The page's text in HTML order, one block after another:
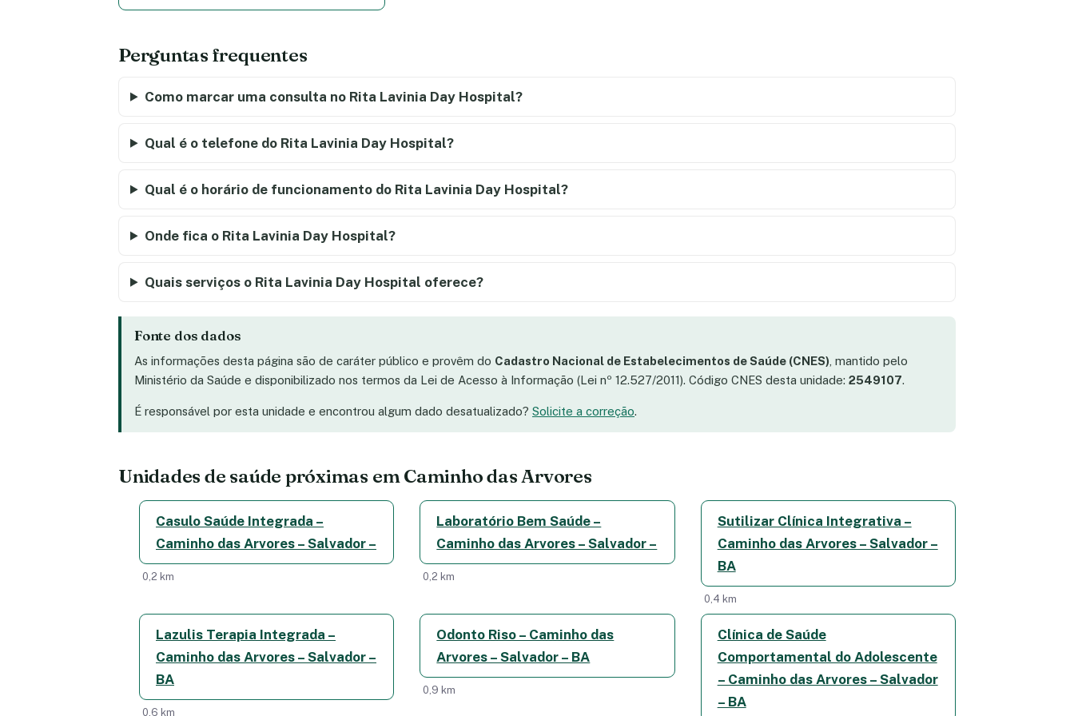
Perguntas frequentes
Como marcar uma consulta no Rita Lavinia Day Hospital?
Qual é o telefone do Rita Lavinia Day Hospital?
Qual é o horário de funcionamento do Rita Lavinia Day Hospital?
Onde fica o Rita Lavinia Day Hospital?
Quais serviços o Rita Lavinia Day Hospital oferece?
Fonte dos dados
As informações desta página são de caráter público e provêm do Cadastro Nacional de Estabelecimentos de Saúde (CNES) , mantido pelo
Ministério da Saúde e disponibilizado nos termos da Lei de Acesso à Informação (Lei nº 12.527/2011). Código CNES desta unidade: 2549107.
É responsável por esta unidade e encontrou algum dado desatualizado? Solicite a correção.
Unidades de saúde próximas em Caminho das Arvores
Casulo Saúde Integrada –
Caminho das Arvores – Salvador –
0,2 km
Laboratório Bem Saúde –
Caminho das Arvores – Salvador –
0,2 km
Sutilizar Clínica Integrativa –
Caminho das Arvores – Salvador –
BA
0,4 km
Lazulis Terapia Integrada –
Caminho das Arvores – Salvador –
BA
0,6 km
Odonto Riso – Caminho das
Arvores – Salvador – BA
0,9 km
Clínica de Saúde
Comportamental do Adolescente
– Caminho das Arvores – Salvador
– BA